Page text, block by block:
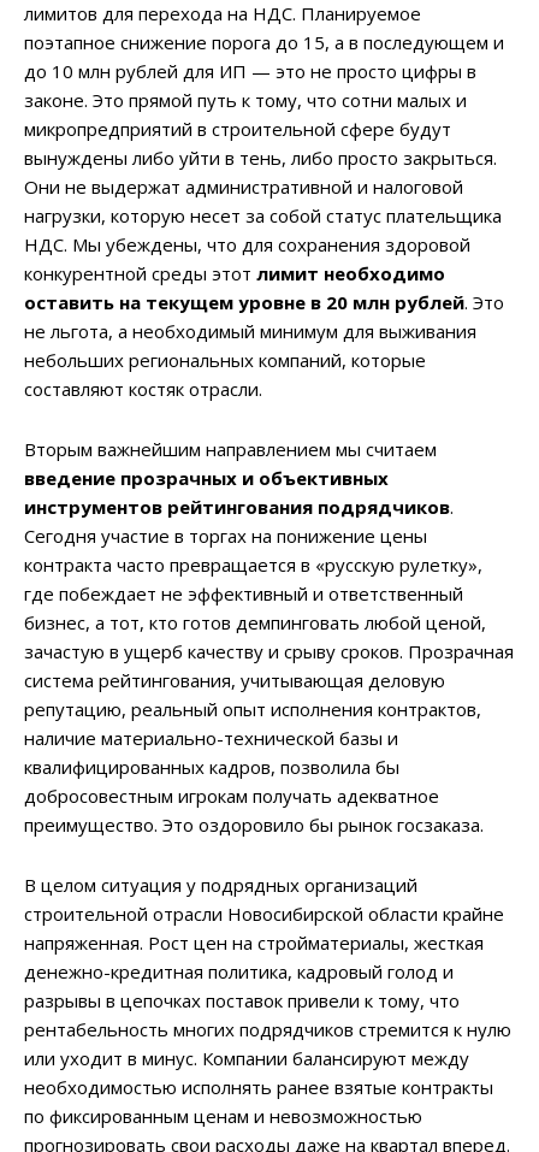
лимитов для перехода на НДС. Планируемое
поэтапное снижение порога до 15, а в последующем и
до 10 млн рублей для ИП — это не просто цифры в
законе. Это прямой путь к тому, что сотни малых и
микропредприятий в строительной сфере будут
вынуждены либо уйти в тень, либо просто закрыться.
Они не выдержат административной и налоговой
нагрузки, которую несет за собой статус плательщика
НДС. Мы убеждены, что для сохранения здоровой
конкурентной среды этот лимит необходимо
оставить на текущем уровне в 20 млн рублей. Это
не льгота, а необходимый минимум для выживания
небольших региональных компаний, которые
составляют костяк отрасли.
Вторым важнейшим направлением мы считаем
введение прозрачных и объективных
инструментов рейтингования подрядчиков.
Сегодня участие в торгах на понижение цены
контракта часто превращается в «русскую рулетку»,
где побеждает не эффективный и ответственный
бизнес, а тот, кто готов демпинговать любой ценой,
зачастую в ущерб качеству и срыву сроков. Прозрачная
система рейтингования, учитывающая деловую
репутацию, реальный опыт исполнения контрактов,
наличие материально-технической базы и
квалифицированных кадров, позволила бы
добросовестным игрокам получать адекватное
преимущество. Это оздоровило бы рынок госзаказа.
В целом ситуация у подрядных организаций
строительной отрасли Новосибирской области крайне
напряженная. Рост цен на стройматериалы, жесткая
денежно-кредитная политика, кадровый голод и
разрывы в цепочках поставок привели к тому, что
рентабельность многих подрядчиков стремится к нулю
или уходит в минус. Компании балансируют между
необходимостью исполнять ранее взятые контракты
по фиксированным ценам и невозможностью
прогнозировать свои расходы даже на квартал вперед.